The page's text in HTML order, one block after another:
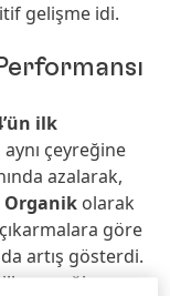
gelişme idi.
ilk
aynı çeyreğine
azalarak,
Organik olarak
göre
artış gösterdi.
çeyreğine